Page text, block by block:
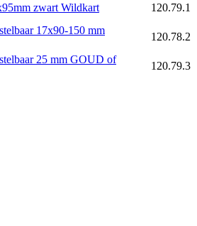
zwart Wildkart 120.79.1
17x90-150 mm
120.78.2
25 mm GOUD of
120.79.3